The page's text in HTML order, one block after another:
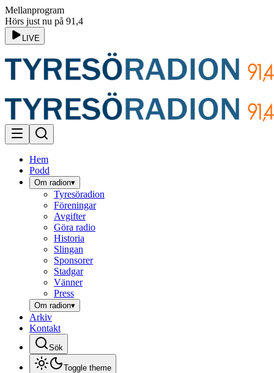
Mellanprogram
Hörs just nu på 91,4
LIVE
Hem
Podd
Om radion▾
Tyresöradion
Föreningar
Avgifter
Göra radio
Historia
Slingan
Sponsorer
Stadgar
Vänner
Press
Om radion▾
Arkiv
Kontakt
Sök
Toggle theme